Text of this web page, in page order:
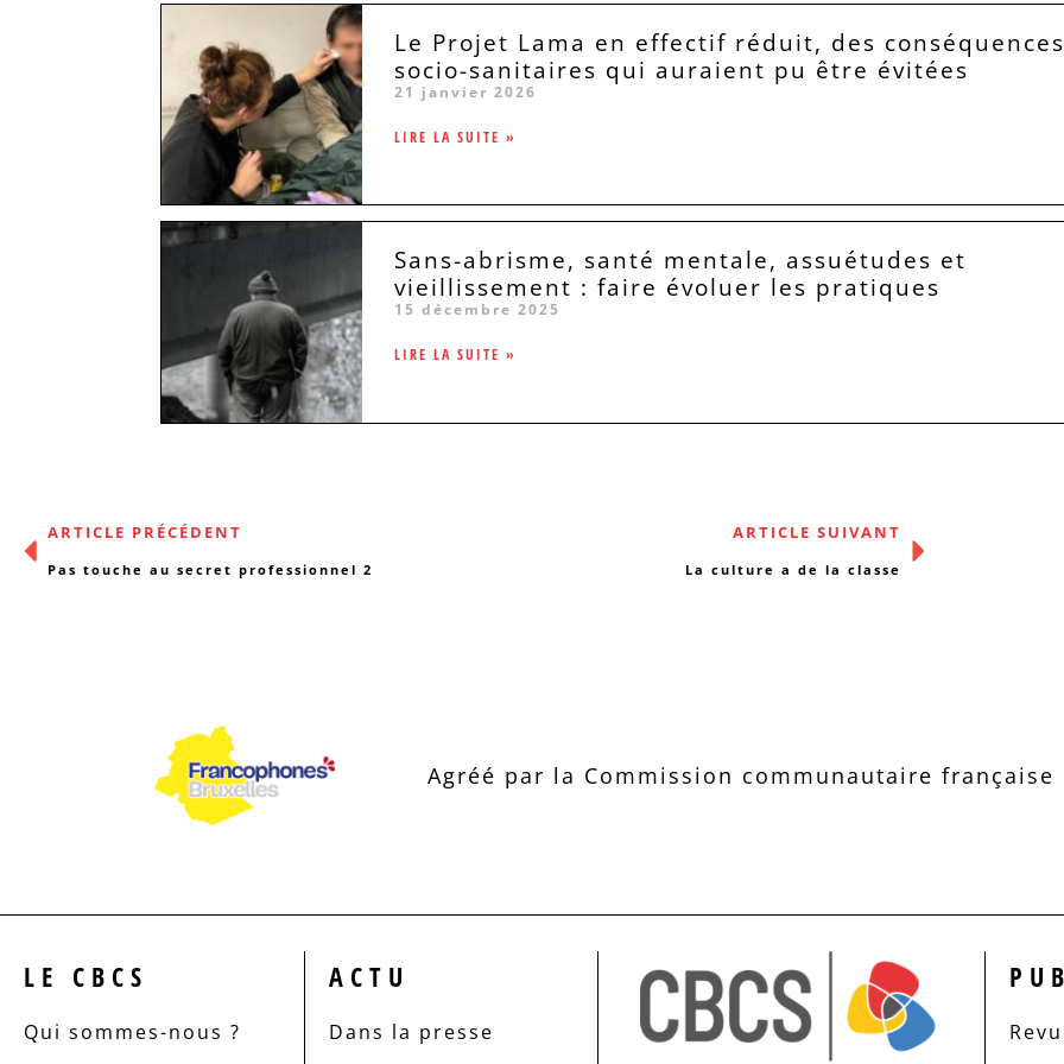
Le Projet Lama en effectif réduit, des conséquences
socio-sanitaires qui auraient pu être évitées
21 janvier 2026
LIRE LA SUITE »
Sans-abrisme, santé mentale, assuétudes et
vieillissement : faire évoluer les pratiques
15 décembre 2025
LIRE LA SUITE »
ARTICLE PRÉCÉDENT
Pas touche au secret professionnel 2
ARTICLE SUIVANT
La culture a de la classe
Agréé par la Commission communautaire
LE CBCS
Qui sommes-nous ?
ACTU
Dans la presse